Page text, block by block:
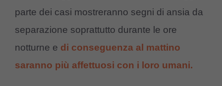
parte dei casi mostreranno segni di ansia da
separazione soprattutto durante le ore
notturne e di conseguenza al mattino
saranno più affettuosi con i loro umani.